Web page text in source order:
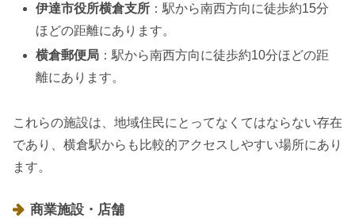
伊達市役所横倉支所 ：駅から南西方向に徒歩約15分
ほどの距離にあります。
横倉郵便局 ：駅から南西方向に徒歩約10分ほどの距
離にあります。
これらの施設は、地域住民にとってなくてはならない存在
であり、横倉駅からも比較的アクセスしやすい場所にあり
ます。
商業施設・店舗